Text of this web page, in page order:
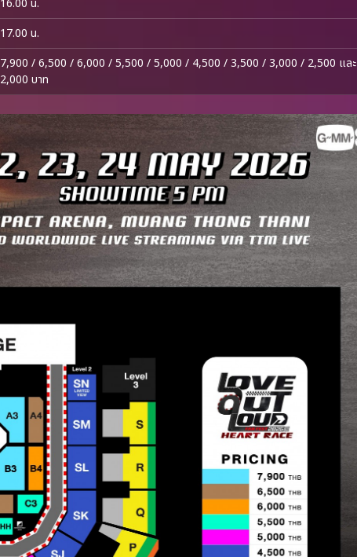
16.00 น.
17.00 น.
7,900 / 6,500 / 6,000 / 5,500 / 5,000 / 4,500 / 3,500 / 3,000 / 2,500 และ
2,000 บาท